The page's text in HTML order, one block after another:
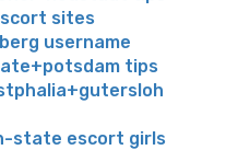
sites
username
tips
state escort girls